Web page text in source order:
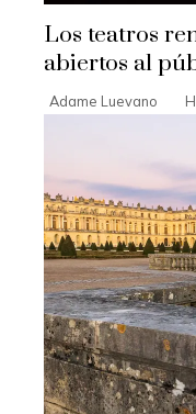
Los teatros
abiertos al
Adame Luevano